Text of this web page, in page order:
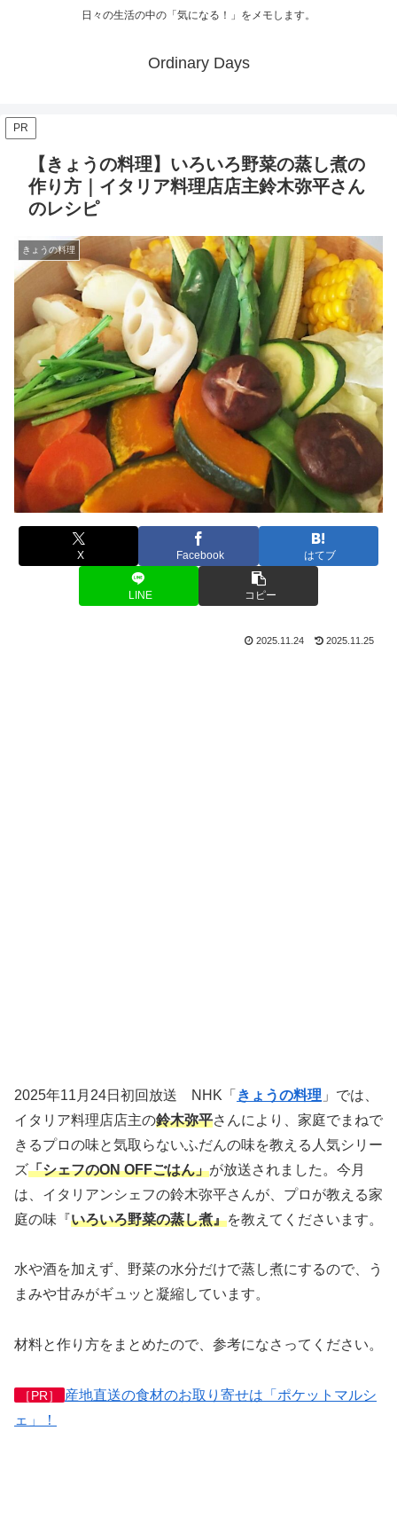
日々の生活の中の「気になる！」をメモします。
Ordinary Days
PR
【きょうの料理】いろいろ野菜の蒸し煮の
作り方｜イタリア料理店店主鈴木弥平さん
のレシピ
きょうの料理
X Facebook はてブ
LINE コピー
2025.11.24 2025.11.25
2025年11月24日初回放送 NHK「 きょうの料理 」では、
イタリア料理店店主の鈴木弥平さんにより、家庭でまねで
きるプロの味と気取らないふだんの味を教える人気シリー
ズ「シェフのON OFFごはん」が放送されました。今月
は、イタリアンシェフの鈴木弥平さんが、プロが教える家
庭の味『いろいろ野菜の蒸し煮』を教えてくださいます。
水や酒を加えず、野菜の水分だけで蒸し煮にするので、う
まみや甘みがギュッと凝縮しています。
材料と作り方をまとめたので、参考になさってください。
［PR］
産地直送の食材のお取り寄せは「ポケットマルシ
ェ」！